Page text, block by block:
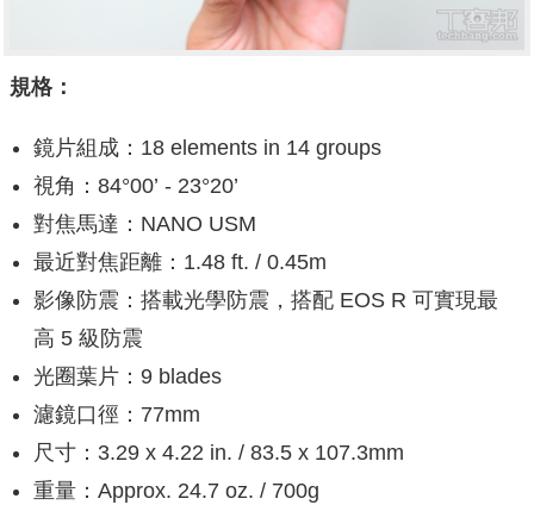
規格：
鏡片組成：18 elements in 14 groups
視角：84°00’ - 23°20’
對焦馬達：NANO USM
最近對焦距離：1.48 ft. / 0.45m
影像防震：搭載光學防震，搭配 EOS R 可實現最
高 5 級防震
光圈葉片：9 blades
濾鏡口徑：77mm
尺寸：3.29 x 4.22 in. / 83.5 x 107.3mm
重量：Approx. 24.7 oz. / 700g